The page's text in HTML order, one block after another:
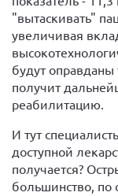
"вытаскивать"
увеличивая
будут оправданы
получит
реабилитацию.
И тут
доступной
получается?
большинство, по